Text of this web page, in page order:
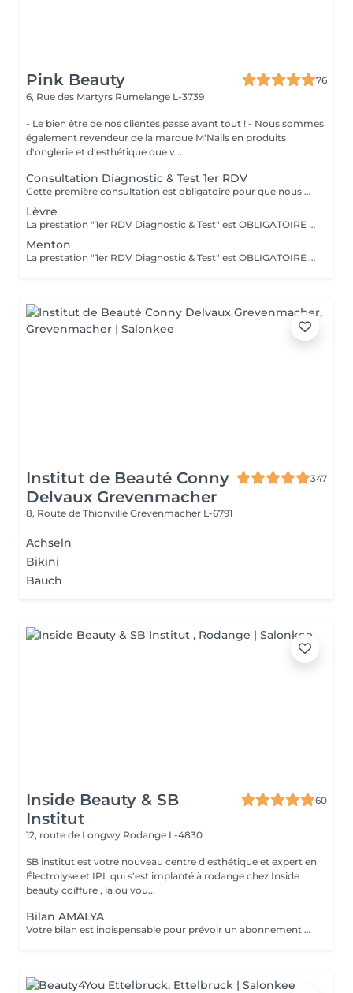
Pink Beauty
76
6, Rue des Martyrs Rumelange L-3739
- Le bien être de nos clientes passe avant tout ! - Nous sommes
également revendeur de la marque M'Nails en produits
d'onglerie et d'esthétique que v...
Consultation Diagnostic & Test 1er RDV
Cette première consultation est obligatoire pour que nous puissions au mieux vous conseiller et mettre en place les prestations nécessaires.
Lèvre
La prestation "1er RDV Diagnostic & Test" est OBLIGATOIRE avant la première séance. Existe également en forfait de 5 séances à 160€ et une 6 ème offertes.
Menton
La prestation "1er RDV Diagnostic & Test" est OBLIGATOIRE avant la première séance. Existe également en forfait de 5 séances à 160€ et la 6 ème offertes.
Institut de Beauté Conny
Delvaux Grevenmacher
347
8, Route de Thionville Grevenmacher L-6791
Achseln
Bikini
Bauch
Inside Beauty & SB
Institut
60
12, route de Longwy Rodange L-4830
SB institut est votre nouveau centre d esthétique et expert en
Électrolyse et IPL qui s'est implanté à rodange chez Inside
beauty coiffure , la ou vou...
Bilan AMALYA
Votre bilan est indispensable pour prévoir un abonnement ou séance pour la lumière pulsée. Il permettra de vous expliquer comment cela fonctionne ainsi de personnaliser votre forfait en fonction de vos besoins et de votre budget. La lumiere pulsée est une technique d'épilation définitive corps complet mais pas que ! Elle propose aussi : Photo rajeunissement Stimule la production de collagène-élastine Anti-tâches Traitement des rougeurs capillaires Traitement de l acné Votre bilan vous sera offert lors de la souscription d'un abonnement.